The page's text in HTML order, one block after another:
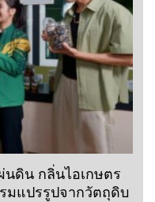
ดิน กลิ่นไอเกษตร
มแปรรูปจากวัตถุดิบ